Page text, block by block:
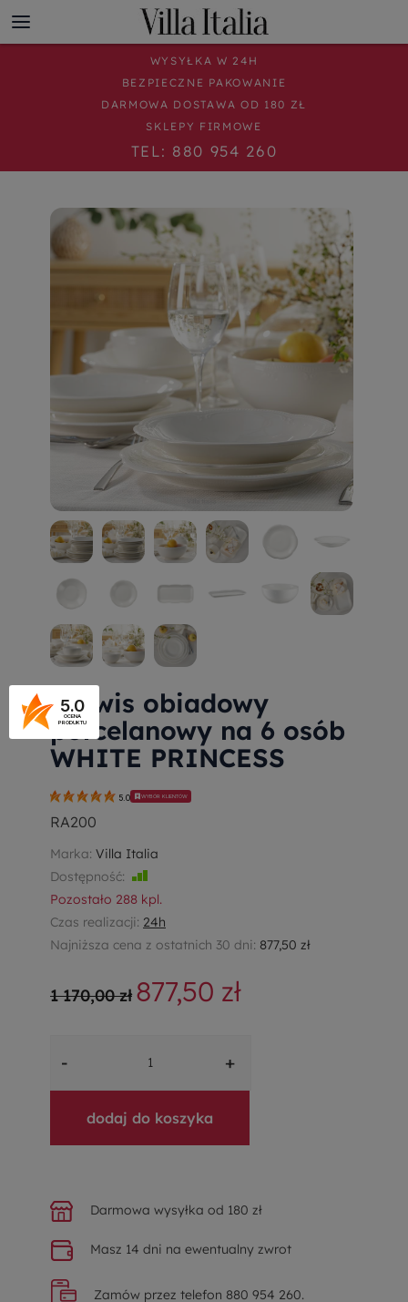
WYSYŁKA W 24H
BEZPIECZNE PAKOWANIE
DARMOWA DOSTAWA OD 180 ZŁ
SKLEPY FIRMOWE
TEL: 880 954 260
Serwis obiadowy
porcelanowy na 6 osób
WHITE PRINCESS
5.0 WYBÓR KLIENTÓW
RA200
Marka: Villa Italia
Dostępność:
Pozostało 288 kpl.
Czas realizacji: 24h
Najniższa cena z ostatnich 30 dni: 877,50 zł
1 170,00 zł 877,50 zł
- +
dodaj do koszyka
Darmowa wysyłka od 180 zł
Masz 14 dni na ewentualny zwrot
Zamów przez telefon 880 954 260.
5.0
OCENA
PRODUKTU